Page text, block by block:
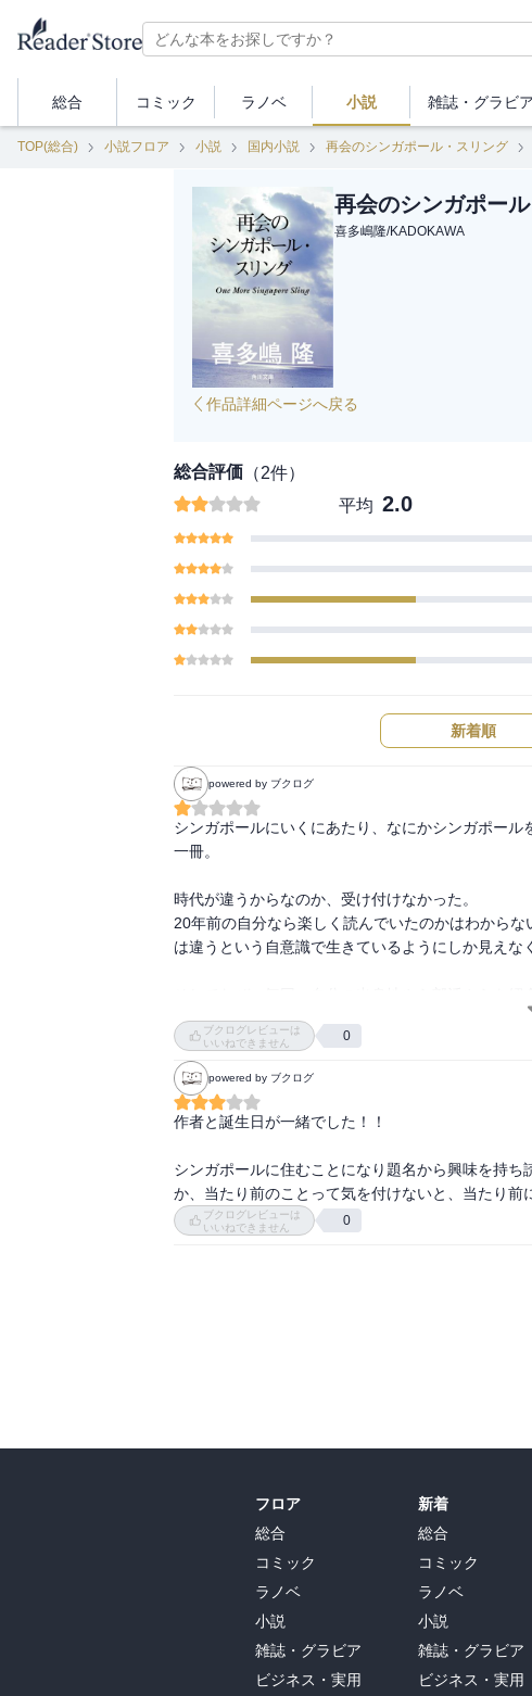
総合 コミック ラノベ 小説 雑誌・ グラビア
TOP(総合) 小説フロア 小説 国内小説 再会のシンガポール・スリング
再会のシンガポー
喜多嶋隆/KADOKAWA
作品詳細ページへ戻る
総合評価 （2件）
平均 2.0
新着順
powered by ブクログ
シンガポールにいくにあたり、なにかシンガポー
一冊。
時代が違うからなのか、受け付けなかった。
20年前の自分なら楽しく読んでいたのかはわから
は違うという自意識で生きているようにしか見えな
なんか、オシャレだろう、カッコいいだろうと押
ブクログレビューは
いいねできません
0
powered by ブクログ
作者と誕生日が一緒でした！！
シンガポールに住むことになり題名から興味を持
か、当たり前のことって気を付けないと、当たり前
ブクログレビューは
いいねできません
0
フロア
総合
コミック
ラノベ
小説
雑誌・グラビア
ビジネス・実用
新着
総合
コミック
ラノベ
小説
雑誌・グラビア
ビジネス・実用